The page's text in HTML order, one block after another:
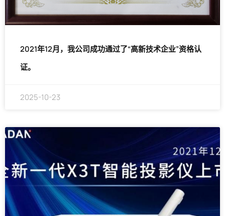
2021年12月，我公司成功通过了“高新技术企业”资格认
证。
2025-10-23